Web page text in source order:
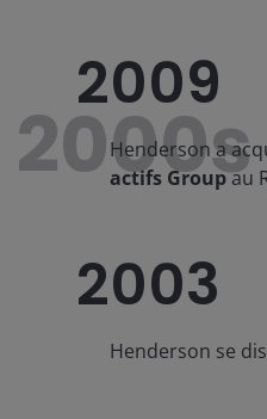
2000s
2009
Henderson a
actifs Groupau
2003
Henderson se